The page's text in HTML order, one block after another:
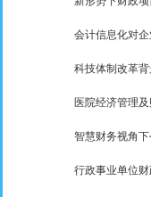
会计信息化对
科技体制改革
医院经济管理
智慧财务视角
行政事业单位